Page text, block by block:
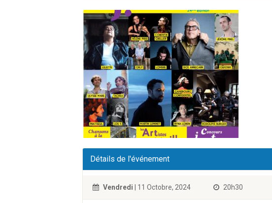
Détails de l'événement
Vendredi | 11 Octobre, 2024 20h30